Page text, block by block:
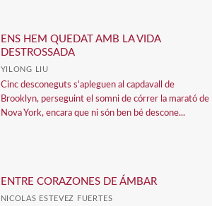
ENS HEM QUEDAT AMB LA VIDA
DESTROSSADA
YILONG LIU
Cinc desconeguts s'apleguen al capdavall de
Brooklyn, perseguint el somni de córrer la marató de
Nova York, encara que ni són ben bé descone...
ENTRE CORAZONES DE ÁMBAR
NICOLAS ESTEVEZ FUERTES